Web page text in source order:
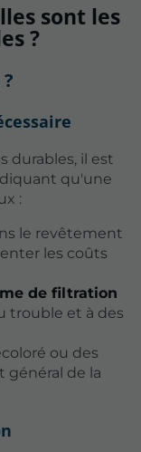
sont les
?
durables, il est
qu'une
:
le revêtement
les coûts
de filtration
trouble et à des
ou des
général de la